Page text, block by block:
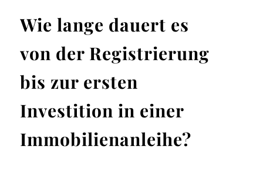
Wie lange dauert es
von der Registrierung
bis zur ersten
Investition in einer
Immobilienanleihe?